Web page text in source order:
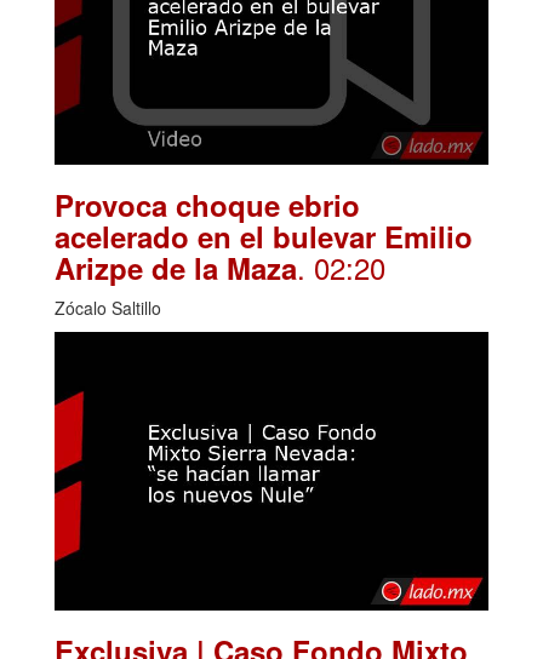
Provoca choque ebrio
acelerado en el bulevar Emilio
Arizpe de la Maza. 02:20
Zócalo Saltillo
Exclusiva | Caso Fondo Mixto